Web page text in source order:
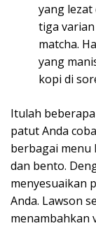
yang lezat
tiga
matcha.
yang
kopi di
Itulah
patut Anda
berbagai menu
dan bento.
menyesuaikan
Anda. Lawson
menambahkan